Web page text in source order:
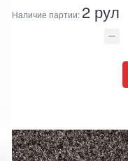
Наличие партии: 2 рул